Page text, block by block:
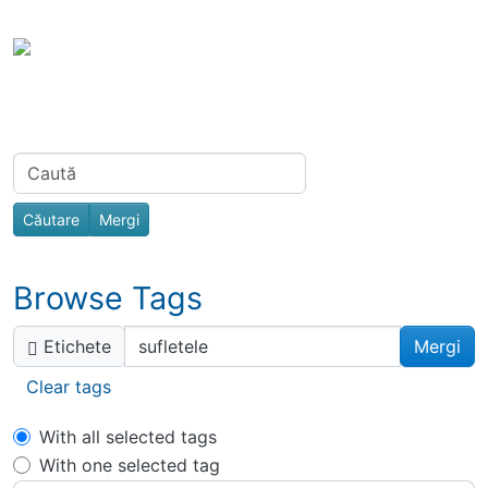
Related content
Find
Browse Tags
Etichete
Clear tags
With all selected tags
With one selected tag